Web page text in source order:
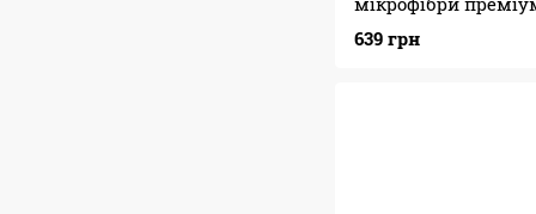
(35х35см)
639 грн